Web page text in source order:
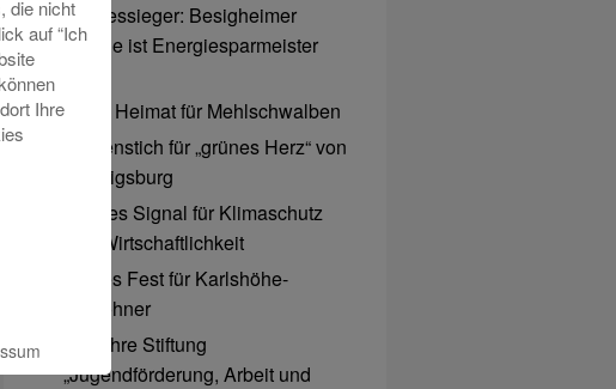
Landessieger: Besigheimer
Schule ist Energiesparmeister
Neue Heimat für Mehlschwalben
Spatenstich für „grünes Herz“ von
Ludwigsburg
Starkes Signal für Klimaschutz
und Wirtschaftlichkeit
Frohes Fest für Karlshöhe-
Bewohner
30 Jahre Stiftung
„Jugendförderung, Arbeit und
die nicht
auf “Ich
Ihre